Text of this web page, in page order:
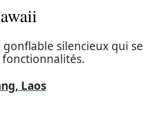
silencieux qui se
Laos